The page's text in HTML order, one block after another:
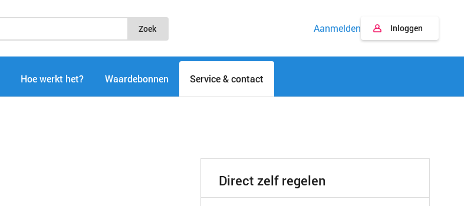
Zoek Aanmelden Inloggen
Hoe werkt het? Waardebonnen Service & contact
Direct zelf regelen